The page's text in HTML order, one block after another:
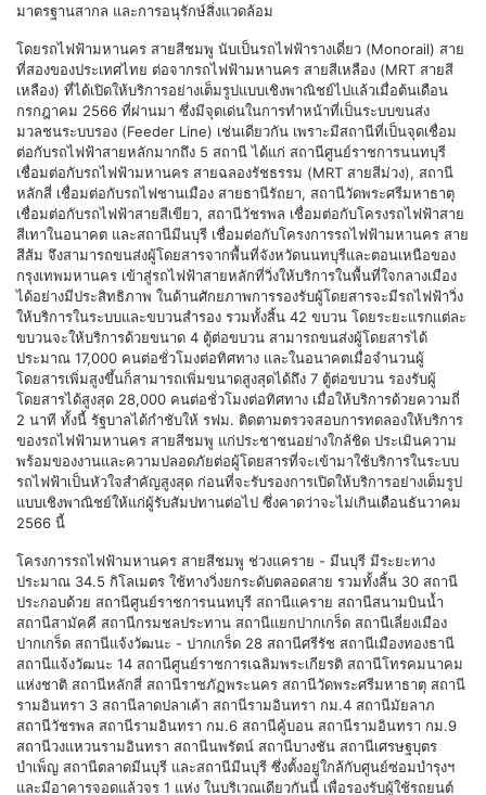
มาตรฐานสากล และการอนุรักษ์สิ่งแวดล้อม
โดยรถไฟฟ้ามหานคร สายสีชมพู นับเป็นรถไฟฟ้ารางเดี่ยว (Monorail) สาย
ที่สองของประเทศไทย ต่อจากรถไฟฟ้ามหานคร สายสีเหลือง (MRT สายสี
เหลือง) ที่ได้เปิดให้บริการอย่างเต็มรูปแบบเชิงพาณิชย์ไปแล้วเมื่อต้นเดือน
กรกฎาคม 2566 ที่ผ่านมา ซึ่งมีจุดเด่นในการทำหน้าที่เป็นระบบขนส่ง
มวลชนระบบรอง (Feeder Line) เช่นเดียวกัน เพราะมีสถานีที่เป็นจุดเชื่อม
ต่อกับรถไฟฟ้าสายหลักมากถึง 5 สถานี ได้แก่ สถานีศูนย์ราชการนนทบุรี
เชื่อมต่อกับรถไฟฟ้ามหานคร สายฉลองรัชธรรม (MRT สายสีม่วง), สถานี
หลักสี่ เชื่อมต่อกับรถไฟชานเมือง สายธานีรัถยา, สถานีวัดพระศรีมหาธาตุ
เชื่อมต่อกับรถไฟฟ้าสายสีเขียว, สถานีวัชรพล เชื่อมต่อกับโครงรถไฟฟ้าสาย
สีเทาในอนาคต และสถานีมีนบุรี เชื่อมต่อกับโครงการรถไฟฟ้ามหานคร สาย
สีส้ม จึงสามารถขนส่งผู้โดยสารจากพื้นที่จังหวัดนนทบุรีและตอนเหนือของ
กรุงเทพมหานคร เข้าสู่รถไฟฟ้าสายหลักที่วิ่งให้บริการในพื้นที่ใจกลางเมือง
ได้อย่างมีประสิทธิภาพ ในด้านศักยภาพการรองรับผู้โดยสารจะมีรถไฟฟ้าวิ่ง
ให้บริการในระบบและขบวนสำรอง รวมทั้งสิ้น 42 ขบวน โดยระยะแรกแต่ละ
ขบวนจะให้บริการด้วยขนาด 4 ตู้ต่อขบวน สามารถขนส่งผู้โดยสารได้
ประมาณ 17,000 คนต่อชั่วโมงต่อทิศทาง และในอนาคตเมื่อจำนวนผู้
โดยสารเพิ่มสูงขึ้นก็สามารถเพิ่มขนาดสูงสุดได้ถึง 7 ตู้ต่อขบวน รองรับผู้
โดยสารได้สูงสุด 28,000 คนต่อชั่วโมงต่อทิศทาง เมื่อให้บริการด้วยความถี่
2 นาที ทั้งนี้ รัฐบาลได้กำชับให้ รฟม. ติดตามตรวจสอบการทดลองให้บริการ
ของรถไฟฟ้ามหานคร สายสีชมพู แก่ประชาชนอย่างใกล้ชิด ประเมินความ
พร้อมของงานและความปลอดภัยต่อผู้โดยสารที่จะเข้ามาใช้บริการในระบบ
รถไฟฟ้าเป็นหัวใจสำคัญสูงสุด ก่อนที่จะรับรองการเปิดให้บริการอย่างเต็มรูป
แบบเชิงพาณิชย์ให้แก่ผู้รับสัมปทานต่อไป ซึ่งคาดว่าจะไม่เกินเดือนธันวาคม
2566 นี้
โครงการรถไฟฟ้ามหานคร สายสีชมพู ช่วงแคราย - มีนบุรี มีระยะทาง
ประมาณ 34.5 กิโลเมตร ใช้ทางวิ่งยกระดับตลอดสาย รวมทั้งสิ้น 30 สถานี
ประกอบด้วย สถานีศูนย์ราชการนนทบุรี สถานีแคราย สถานีสนามบินน้ำ
สถานีสามัคคี สถานีกรมชลประทาน สถานีแยกปากเกร็ด สถานีเลี่ยงเมือง
ปากเกร็ด สถานีแจ้งวัฒนะ - ปากเกร็ด 28 สถานีศรีรัช สถานีเมืองทองธานี
สถานีแจ้งวัฒนะ 14 สถานีศูนย์ราชการเฉลิมพระเกียรติ สถานีโทรคมนาคม
แห่งชาติ สถานีหลักสี่ สถานีราชภัฏพระนคร สถานีวัดพระศรีมหาธาตุ สถานี
รามอินทรา 3 สถานีลาดปลาเค้า สถานีรามอินทรา กม.4 สถานีมัยลาภ
สถานีวัชรพล สถานีรามอินทรา กม.6 สถานีคู้บอน สถานีรามอินทรา กม.9
สถานีวงแหวนรามอินทรา สถานีนพรัตน์ สถานีบางชัน สถานีเศรษฐบุตร
บำเพ็ญ สถานีตลาดมีนบุรี และสถานีมีนบุรี ซึ่งตั้งอยู่ใกล้กับศูนย์ซ่อมบำรุงฯ
และมีอาคารจอดแล้วจร 1 แห่ง ในบริเวณเดียวกันนี้ เพื่อรองรับผู้ใช้รถยนต์